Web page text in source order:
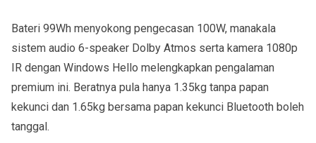
Bateri 99Wh menyokong pengecasan 100W, manakala
sistem audio 6-speaker Dolby Atmos serta kamera 1080p
IR dengan Windows Hello melengkapkan pengalaman
premium ini. Beratnya pula hanya 1.35kg tanpa papan
kekunci dan 1.65kg bersama papan kekunci Bluetooth boleh
tanggal.